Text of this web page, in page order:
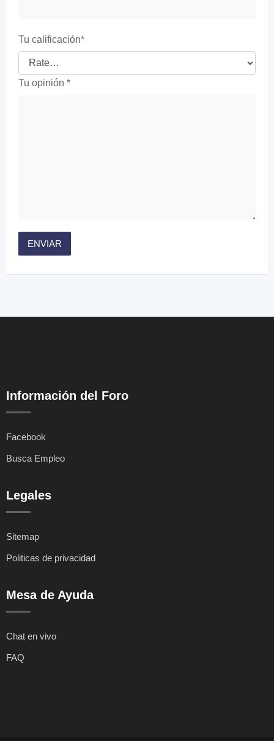
Tu calificación*
Tu opinión *
Información del Foro
Facebook
Busca Empleo
Legales
Sitemap
Politicas de privacidad
Mesa de Ayuda
Chat en vivo
FAQ